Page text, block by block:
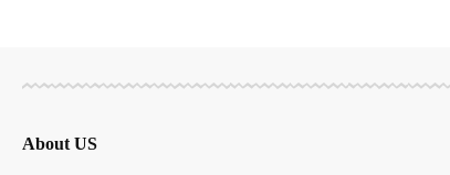
About US